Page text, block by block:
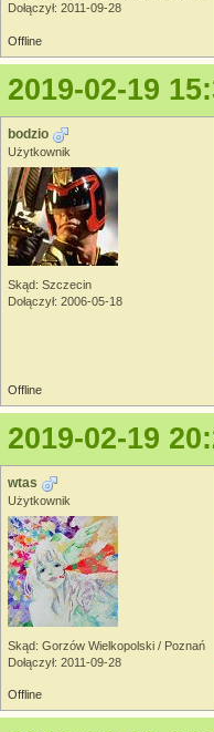
Dołączył: 2011-09-28
Offline
2019-02-19
bodzio
Użytkownik
Skąd: Szczecin
Dołączył: 2006-05-18
Offline
2019-02-19
wtas
Użytkownik
Skąd: Gorzów Wielkopolski / Poznań
Dołączył: 2011-09-28
Offline